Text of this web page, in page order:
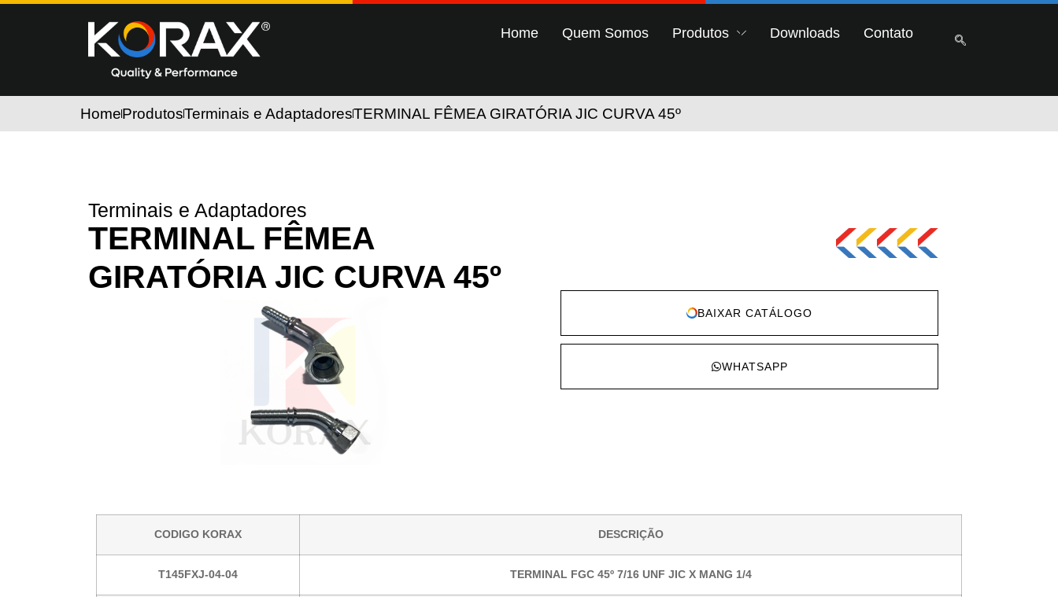
Home Quem Somos Produtos Downloads Contato
HomeProdutosTerminais e AdaptadoresTERMINAL FÊMEA GIRATÓRIA JIC CURVA 45º
Terminais e Adaptadores
TERMINAL FÊMEA
GIRATÓRIA JIC CURVA 45º
BAIXAR CATÁLOGO
WHATSAPP
CODIGO KORAX DESCRIÇÃO
T145FXJ-04-04 TERMINAL FGC 45º 7/16 UNF JIC X MANG 1/4